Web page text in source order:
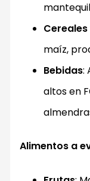
maíz,
Bebidas:
altos en
Alimentos a